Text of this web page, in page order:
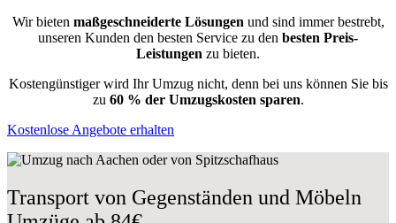
Wir bieten maßgeschneiderte Lösungen und sind immer bestrebt,
unseren Kunden den besten Service zu den besten Preis-
Leistungen zu bieten.
Kostengünstiger wird Ihr Umzug nicht, denn bei uns können Sie bis
zu 60 % der Umzugskosten sparen.
Kostenlose Angebote erhalten
Transport von Gegenständen und Möbeln